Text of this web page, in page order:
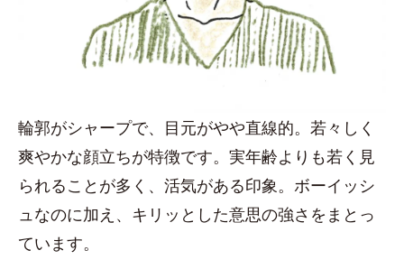
輪郭がシャープで、目元がやや直線的。若々しく
爽やかな顔立ちが特徴です。実年齢よりも若く見
られることが多く、活気がある印象。ボーイッシ
ュなのに加え、キリッとした意思の強さをまとっ
ています。